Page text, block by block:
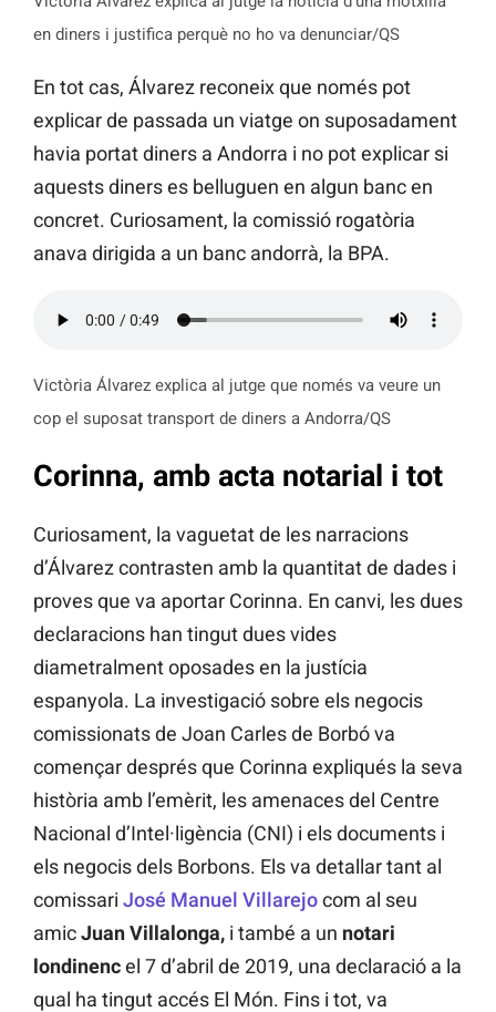
en diners i justifica perquè no ho va denunciar/QS
En tot cas, Álvarez reconeix que només pot
explicar de passada un viatge on suposadament
havia portat diners a Andorra i no pot explicar si
aquests diners es belluguen en algun banc en
concret. Curiosament, la comissió rogatòria
anava dirigida a un banc andorrà, la BPA.
Victòria Álvarez explica al jutge que només va veure un
cop el suposat transport de diners a Andorra/QS
Corinna, amb acta notarial i tot
Curiosament, la vaguetat de les narracions
d’Álvarez contrasten amb la quantitat de dades i
proves que va aportar Corinna. En canvi, les dues
declaracions han tingut dues vides
diametralment oposades en la justícia
espanyola. La investigació sobre els negocis
comissionats de Joan Carles de Borbó va
començar després que Corinna expliqués la seva
història amb l’emèrit, les amenaces del Centre
Nacional d’Intel·ligència (CNI) i els documents i
els negocis dels Borbons. Els va detallar tant al
comissari José Manuel Villarejocom al seu
amicJuan Villalonga, i també a un notari
londinencel 7 d’abril de 2019, una declaració a la
qual ha tingut accés El Món. Fins i tot, va